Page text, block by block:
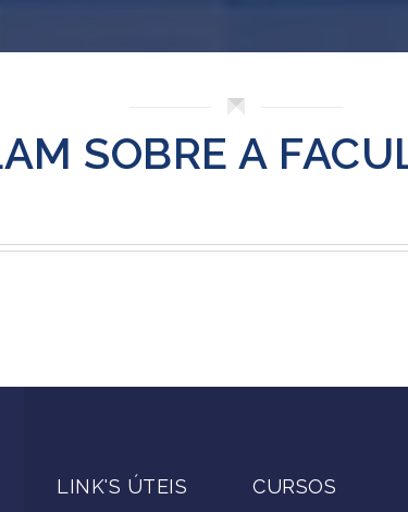
SOBRE A
LINK'S ÚTEIS CURSOS